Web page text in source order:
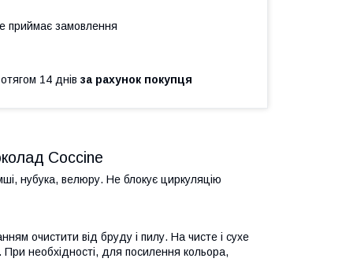
приймає замовлення
14 днів за рахунок покупця
Coccine
нубука, велюру. Не блокує циркуляцію
очистити від бруду і пилу. На чисте і сухе
необхідності, для посилення кольора,